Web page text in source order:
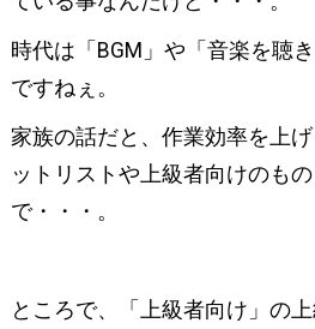
時代は「BGM」や「音楽を聴
ですねぇ。
家族の話だと、作業効率を上
ットリストや上級者向けのも
で・・・。
ところで、「上級者向け」の